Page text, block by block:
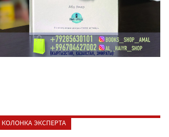
КОЛОНКА ЭКСПЕРТА